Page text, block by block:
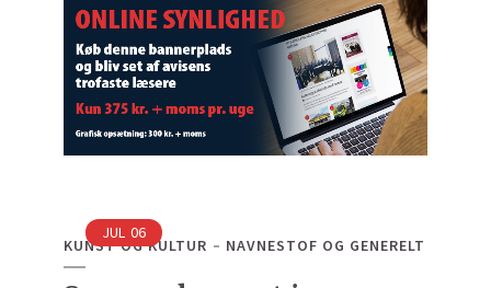
JUL 06
KUNST OG KULTUR NAVNESTOF OG GENERELT